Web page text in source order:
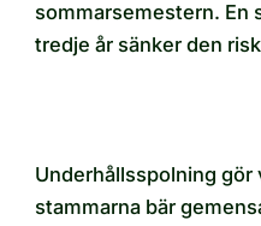
sommarsemestern. En
tredje år sänker den
Underhållsspolning
stammarna bär